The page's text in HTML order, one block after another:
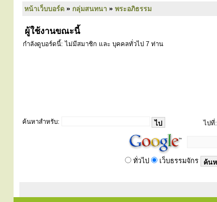
หน้าเว็บบอร์ด » กลุ่มสนทนา » พระอภิธรรม
ผู้ใช้งานขณะนี้
กำลังดูบอร์ดนี้: ไม่มีสมาชิก และ บุคคลทั่วไป 7 ท่าน
ค้นหาสำหรับ: ไปที่:
ทั่วไป เว็บธรรมจักร